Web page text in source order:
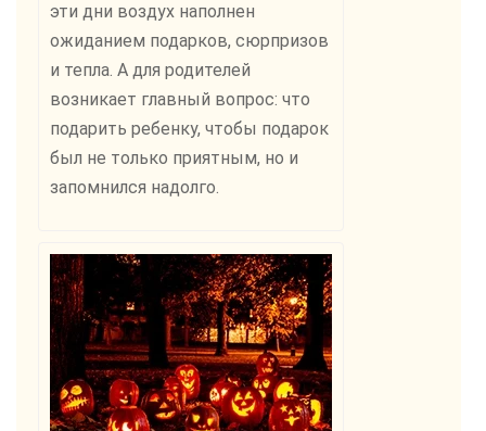
эти дни воздух наполнен
ожиданием подарков, сюрпризов
и тепла. А для родителей
возникает главный вопрос: что
подарить ребенку, чтобы подарок
был не только приятным, но и
запомнился надолго.